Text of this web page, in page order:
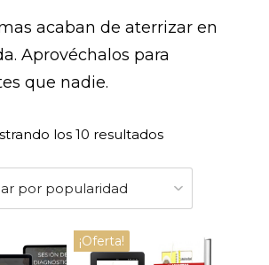
acaban de aterrizar en
Aprovéchalos para
que nadie.
los 10 resultados
¡Oferta!